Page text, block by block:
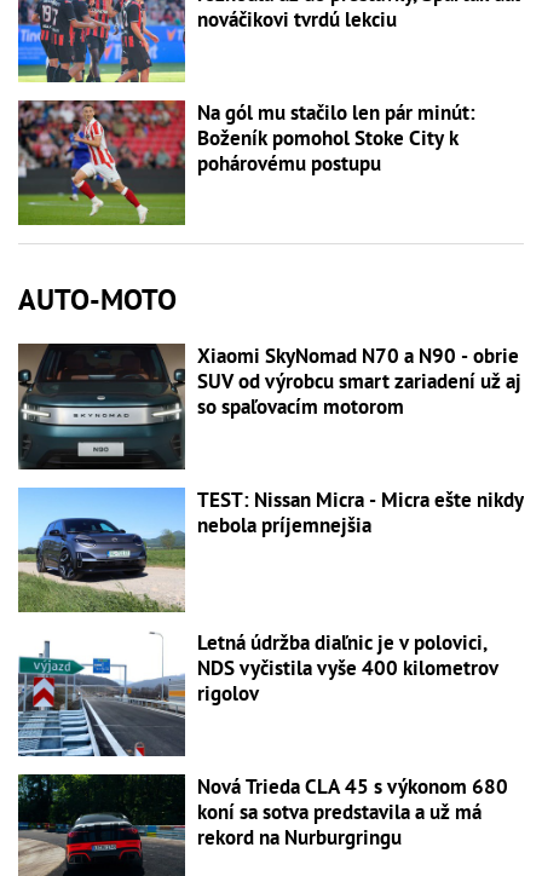
nováčikovi tvrdú lekciu
Na gól mu stačilo len pár minút:
Boženík pomohol Stoke City k
pohárovému postupu
AUTO-MOTO
Xiaomi SkyNomad N70 a N90 - obrie
SUV od výrobcu smart zariadení už aj
so spaľovacím motorom
TEST: Nissan Micra - Micra ešte nikdy
nebola príjemnejšia
Letná údržba diaľnic je v polovici,
NDS vyčistila vyše 400 kilometrov
rigolov
Nová Trieda CLA 45 s výkonom 680
koní sa sotva predstavila a už má
rekord na Nurburgringu